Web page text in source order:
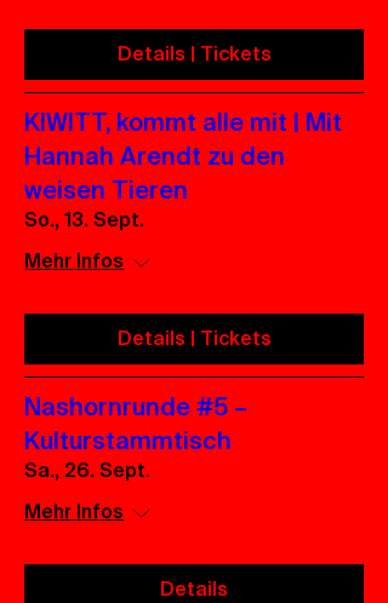
Details | Tickets
KIWITT, kommt alle mit | Mit
Hannah Arendt zu den
weisen Tieren
So., 13. Sept.
Mehr Infos
Details | Tickets
Nashornrunde #5 –
Kulturstammtisch
Sa., 26. Sept.
Mehr Infos
Details